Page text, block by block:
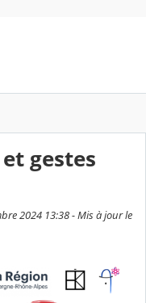
gestes
2024 13:38 - Mis à jour le